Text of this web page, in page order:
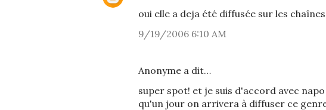
oui elle a deja été diffusée sur les
9/19/2006 6:10 AM
Anonyme a dit…
super spot! et je suis d'accord avec
qu'un jour on arrivera à diffuser ce